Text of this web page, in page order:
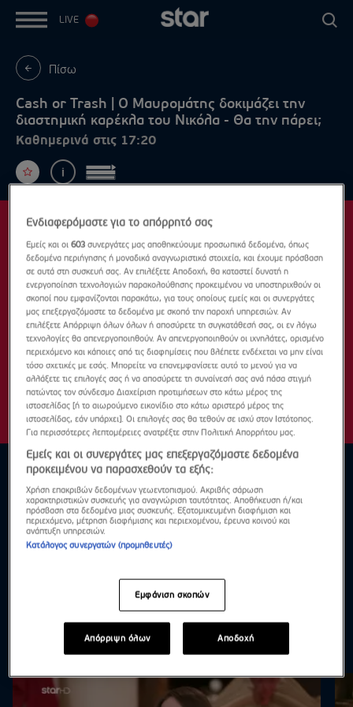
LIVE
Πίσω
Cash or Trash | Ο Μαυρομάτης δοκιμάζει την
διαστημική καρέκλα του Νικόλα - Θα την πάρει;
Καθημερινά στις 17:20
Highlights Δες τα όλα
Ενδιαφερόμαστε για το απόρρητό σας
Εμείς και οι603 συνεργάτες μας αποθηκεύουμε προσωπικά δεδομένα, όπως
δεδομένα περιήγησης ή μοναδικά αναγνωριστικά στοιχεία, και έχουμε πρόσβαση
σε αυτά στη συσκευή σας. Αν επιλέξετε Αποδοχή, θα καταστεί δυνατή η
ενεργοποίηση τεχνολογιών παρακολούθησης προκειμένου να υποστηριχθούν οι
σκοποί που εμφανίζονται παρακάτω, για τους οποίους εμείς και οι συνεργάτες
μας επεξεργαζόμαστε τα δεδομένα με σκοπό την παροχή υπηρεσιών. Αν
επιλέξετε Απόρριψη όλων όλων ή αποσύρετε τη συγκατάθεσή σας, οι εν λόγω
τεχνολογίες θα απενεργοποιηθούν. Αν απενεργοποιηθούν οι ιχνηλάτες, ορισμένο
περιεχόμενο και κάποιες από τις διαφημίσεις που βλέπετε ενδέχεται να μην είναι
τόσο σχετικές με εσάς. Μπορείτε να επανεμφανίσετε αυτό το μενού για να
αλλάξετε τις επιλογές σας ή να αποσύρετε τη συναίνεσή σας ανά πάσα στιγμή
πατώντας τον σύνδεσμο Διαχείριση προτιμήσεων στο κάτω μέρος της
ιστοσελίδας [ή το αιωρούμενο εικονίδιο στο κάτω αριστερό μέρος της
ιστοσελίδας, εάν υπάρχει]. Οι επιλογές σας θα τεθούν σε ισχύ στον Ιστότοπος.
Για περισσότερες λεπτομέρειες ανατρέξτε στην Πολιτική Απορρήτου μας.
Εμείς και οι συνεργάτες μας επεξεργαζόμαστε δεδομένα
προκειμένου να παρασχεθούν τα εξής:
Χρήση επακριβών δεδομένων γεωεντοπισμού. Ακριβής σάρωση
χαρακτηριστικών συσκευής για αναγνώριση ταυτότητας. Αποθήκευση ή/και
πρόσβαση στα δεδομένα μιας συσκευής. Εξατομικευμένη διαφήμιση και
περιεχόμενο, μέτρηση διαφήμισης και περιεχομένου, έρευνα κοινού και
ανάπτυξη υπηρεσιών.
Κατάλογος συνεργατών (προμηθευτές)
Εμφάνιση σκοπών
Απόρριψη όλων Αποδοχή